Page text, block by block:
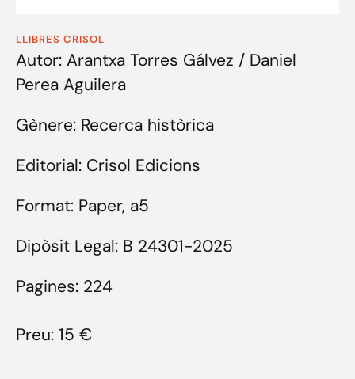
LLIBRES CRISOL
Autor: Arantxa Torres Gálvez / Daniel
Perea Aguilera
Gènere: Recerca històrica
Editorial: Crisol Edicions
Format: Paper, a5
Dipòsit Legal: B 24301-2025
Pagines: 224
Preu: 15 €